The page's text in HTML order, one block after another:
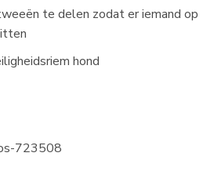
te delen zodat er iemand op
hond